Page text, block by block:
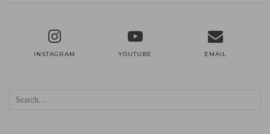
INSTAGRAM YOUTUBE EMAIL